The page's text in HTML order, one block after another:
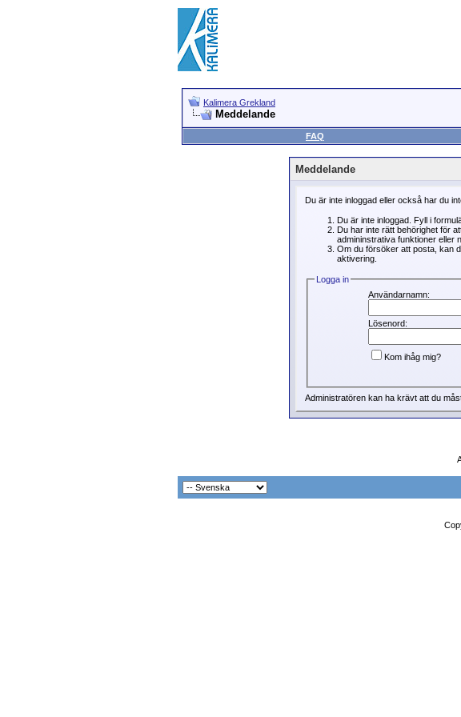
Kalimera Grekland
Meddelande
FAQ
Meddelande
Du är inte inloggad eller också har du
Du är inte inloggad. Fyll i
Du har inte rätt behörighet för
admininstrativa funktioner eller
Om du försöker att posta, kan
aktivering.
Logga in
Användarnamn:
Lösenord:
Kom ihåg mig?
Administratören kan ha krävt att du